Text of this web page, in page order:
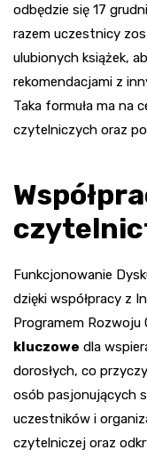
odbędzie się 17
razem uczestnicy
ulubionych książek,
rekomendacjami z
Taka formuła ma na
czytelniczych oraz
Funkcjonowanie
dzięki współpracy z
Programem
kluczowe dla
dorosłych, co
osób pasjonujących
uczestników i
czytelniczej oraz